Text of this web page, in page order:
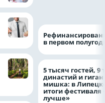
в первом
5 тысяч гостей, 9
династий и
мишка: в
итоги фестиваля
лучше»